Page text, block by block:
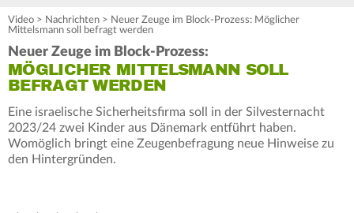
Video > Nachrichten > Neuer Zeuge im Block-Prozess: Möglicher
Mittelsmann soll befragt werden
Neuer Zeuge im Block-Prozess:
MÖGLICHER MITTELSMANN SOLL
BEFRAGT WERDEN
Eine israelische Sicherheitsfirma soll in der Silvesternacht
2023/24 zwei Kinder aus Dänemark entführt haben.
Womöglich bringt eine Zeugenbefragung neue Hinweise zu
den Hintergründen.